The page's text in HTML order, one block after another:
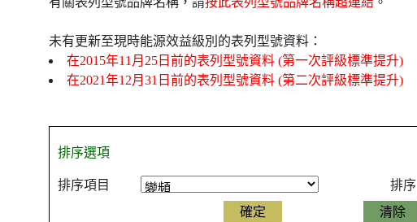
未有更新至現時能源效益級別的表列型號資料：
在2015年11月25日前的表列型號資料 (第一次評級標準提升)
在2021年12月31日前的表列型號資料 (第二次評級標準提升)
排序選項
排序項目 排序